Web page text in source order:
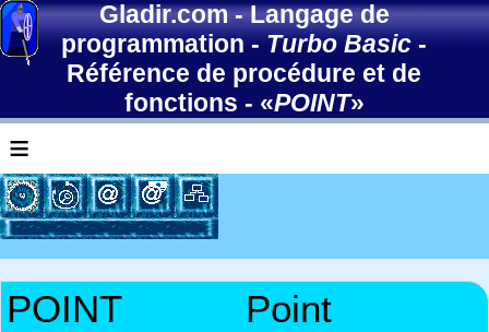
Gladir.com-Langage de
programmation-Turbo Basic-
Référence de procédure et de
fonctions - «POINT»
≡
POINT
Point